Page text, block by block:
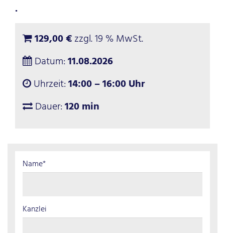
.
129,00 €zzgl. 19 % MwSt.
Datum:11.08.2026
Uhrzeit:14:00 – 16:00 Uhr
Dauer:120 min
Name*
Kanzlei